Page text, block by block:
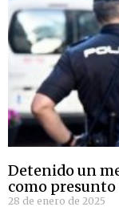
Detenido un
como
28 de enero de 2025